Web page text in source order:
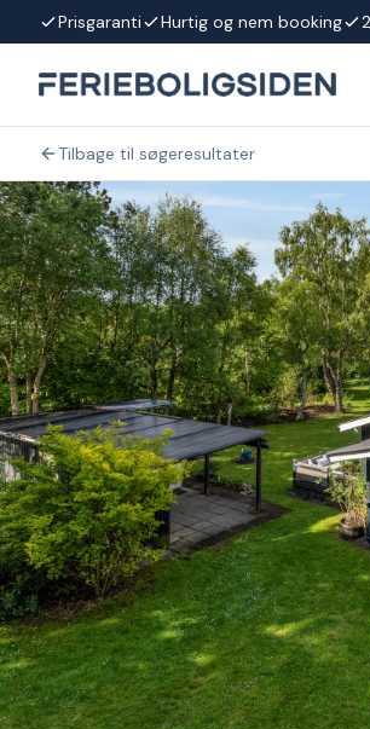
Spring til indhold
Prisgaranti Hurtig og nem booking
Tilbage til søgeresultater